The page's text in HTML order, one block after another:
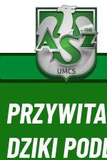
DZIKI